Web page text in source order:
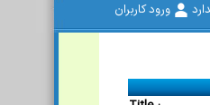
ورود کاربران